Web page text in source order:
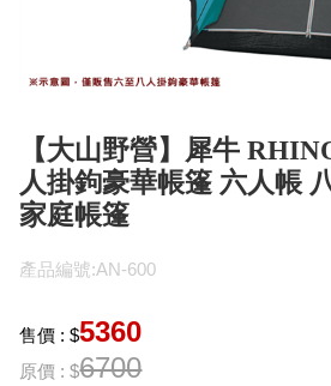
【大山野營】犀牛
人掛鉤豪華帳篷 六人帳
家庭帳篷
產品編號:AN-600
售價 : $5360
原價 : $6700